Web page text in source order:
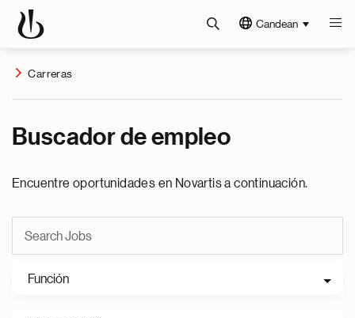
Candean
Carreras
Buscador de empleo
Encuentre oportunidades en Novartis a continuación.
Función